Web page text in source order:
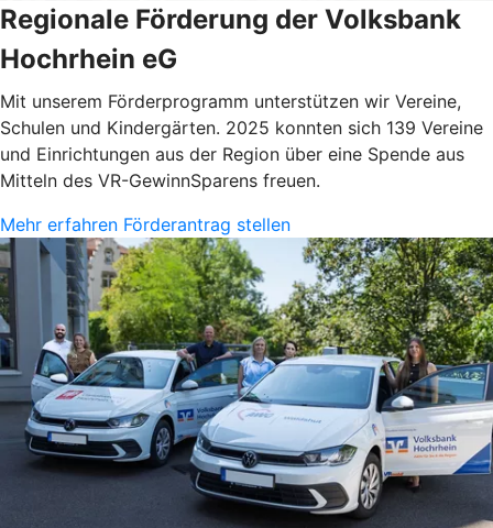
Regionale Förderung der Volksbank
Hochrhein eG
Mit unserem Förderprogramm unterstützen wir Vereine,
Schulen und Kindergärten. 2025 konnten sich 139 Vereine
und Einrichtungen aus der Region über eine Spende aus
Mitteln des VR-GewinnSparens freuen.
Mehr erfahren Förderantrag stellen